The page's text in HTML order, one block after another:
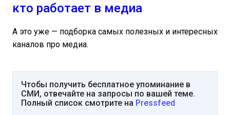
кто работает в медиа
А это уже — подборка самых полезных и интересных
каналов про медиа.
Чтобы получить бесплатное упоминание в
СМИ, отвечайте на запросы по вашей теме.
Полный список смотрите на Pressfeed